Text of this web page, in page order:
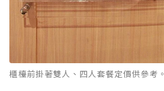
櫃檯前掛著雙人、四人套餐定價供參考。